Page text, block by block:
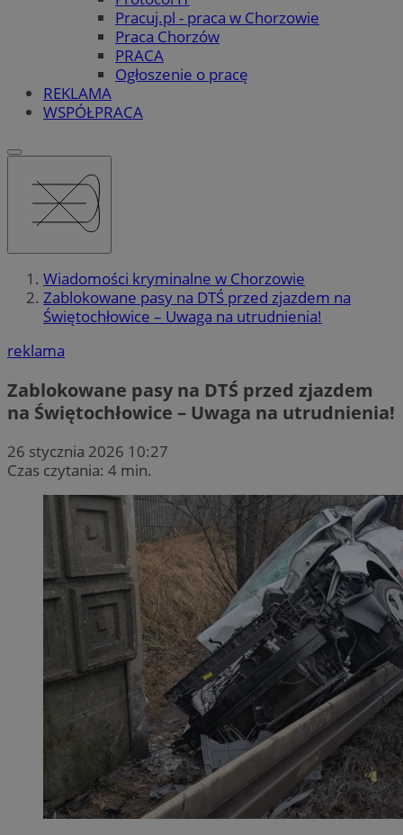
Pracuj.pl - praca w Chorzowie
Praca Chorzów
PRACA
Ogłoszenie o pracę
REKLAMA
WSPÓŁPRACA
Wiadomości kryminalne w Chorzowie
Zablokowane pasy na DTŚ przed zjazdem na
Świętochłowice – Uwaga na utrudnienia!
reklama
Zablokowane pasy na DTŚ przed zjazdem
na Świętochłowice – Uwaga na utrudnienia!
26 stycznia 2026 10:27
Czas czytania: 4 min.